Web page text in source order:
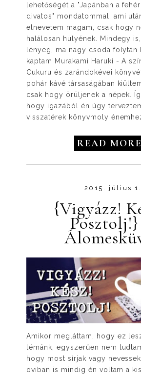
lehetőségét a "Japánban a
divatos" mondatommal, ami
elnevetem magam, csak hogy
halálosan hülyének. Mindegy
lényeg, ma nagy csoda folytán
kaptam Murakami Haruki - A
Cukuru és zarándokévei
pohár kávé társaságában
csak hogy örüljenek a népek.
hogy igazából én úgy
visszatérek könyvmoly
READ MORE
2015. július
{Vigyázz!
Amikor megláttam, hogy ez
témánk, egyszerűen nem
hogy most sírjak vagy
oviban is mindig én voltam a